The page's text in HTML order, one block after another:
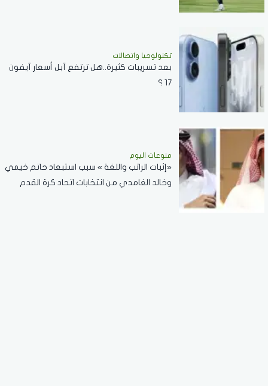
تكنولوجيا واتصالات
بعد تسريبات كثيرة..هل ترتفع آبل أسعار آيفون
17 ؟
منوعات اليوم
«إثبات الراتب واللغة » سبب استبعاد حاتم خيمي
وخالد الغامدي من انتخابات اتحاد كرة القدم